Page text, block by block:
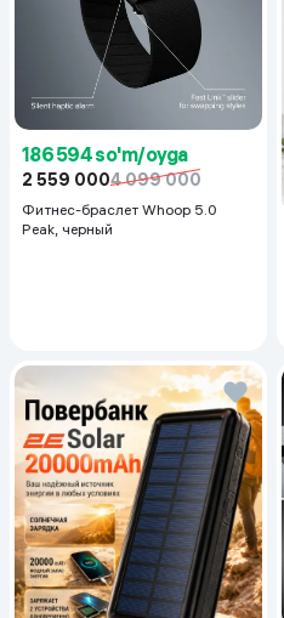
186 594 so'm/oyga
2 559 0004 099 000
Фитнес-браслет Whoop 5.0
Peak, черный